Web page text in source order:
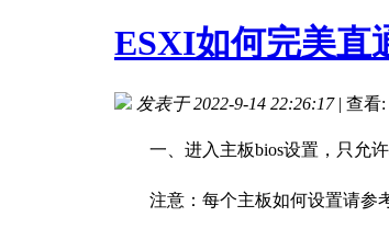
ESXI如何完美直
发表于 2022-9-14 22:26:17 | 查看:
一、进入主板bios设置，只允
注意：每个主板如何设置请参